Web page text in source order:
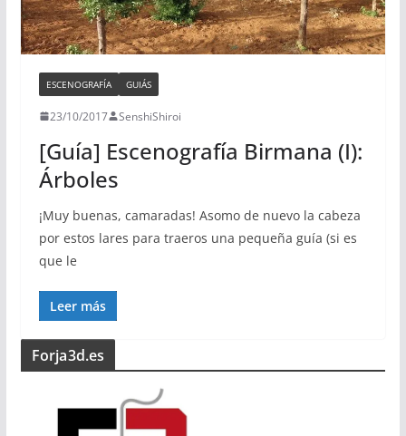
ESCENOGRAFÍA GUIÁS
23/10/2017 SenshiShiroi
[Guía] Escenografía Birmana (I):
Árboles
¡Muy buenas, camaradas! Asomo de nuevo la cabeza
por estos lares para traeros una pequeña guía (si es
que le
Leer más
Forja3d.es